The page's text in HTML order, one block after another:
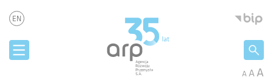
EN
AAA